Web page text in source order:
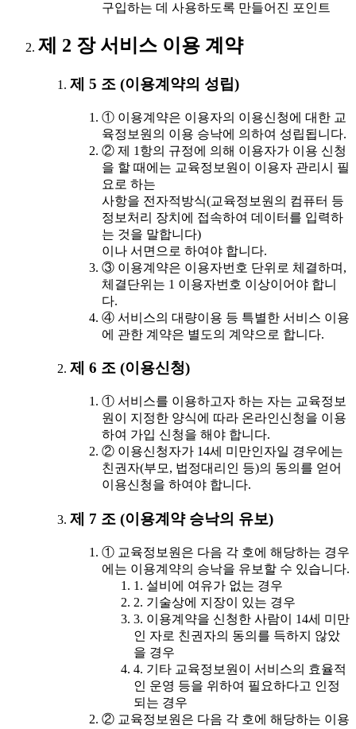
구입하는 데 사용하도록 만들어진 포인트
제 2 장 서비스 이용 계약
제 5 조 (이용계약의 성립)
① 이용계약은 이용자의 이용신청에 대한 교
육정보원의 이용 승낙에 의하여 성립됩니다.
② 제 1항의 규정에 의해 이용자가 이용 신청
을 할 때에는 교육정보원이 이용자 관리시 필
요로 하는
사항을 전자적방식(교육정보원의 컴퓨터 등
정보처리 장치에 접속하여 데이터를 입력하
는 것을 말합니다)
이나 서면으로 하여야 합니다.
③ 이용계약은 이용자번호 단위로 체결하며,
체결단위는 1 이용자번호 이상이어야 합니
다.
④ 서비스의 대량이용 등 특별한 서비스 이용
에 관한 계약은 별도의 계약으로 합니다.
제 6 조 (이용신청)
① 서비스를 이용하고자 하는 자는 교육정보
원이 지정한 양식에 따라 온라인신청을 이용
하여 가입 신청을 해야 합니다.
② 이용신청자가 14세 미만인자일 경우에는
친권자(부모, 법정대리인 등)의 동의를 얻어
이용신청을 하여야 합니다.
제 7 조 (이용계약 승낙의 유보)
① 교육정보원은 다음 각 호에 해당하는 경우
에는 이용계약의 승낙을 유보할 수 있습니다.
1. 설비에 여유가 없는 경우
2. 기술상에 지장이 있는 경우
3. 이용계약을 신청한 사람이 14세 미만
인 자로 친권자의 동의를 득하지 않았
을 경우
4. 기타 교육정보원이 서비스의 효율적
인 운영 등을 위하여 필요하다고 인정
되는 경우
② 교육정보원은 다음 각 호에 해당하는 이용